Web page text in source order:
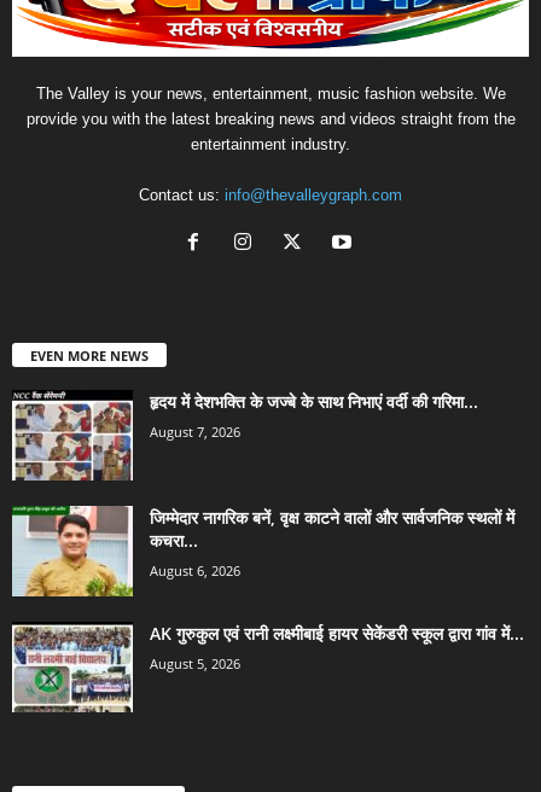
The Valley is your news, entertainment, music fashion website. We
provide you with the latest breaking news and videos straight from the
entertainment industry.
Contact us: info@thevalleygraph.com
EVEN MORE NEWS
हृदय में देशभक्ति के जज्बे के साथ निभाएं वर्दी की गरिमा...
August 7, 2026
जिम्मेदार नागरिक बनें, वृक्ष काटने वालों और सार्वजनिक स्थलों में
कचरा...
August 6, 2026
AK गुरुकुल एवं रानी लक्ष्मीबाई हायर सेकेंडरी स्कूल द्वारा गांव में...
August 5, 2026